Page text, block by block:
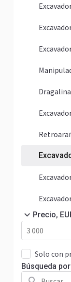
Precio,
Solo con
Búsqueda